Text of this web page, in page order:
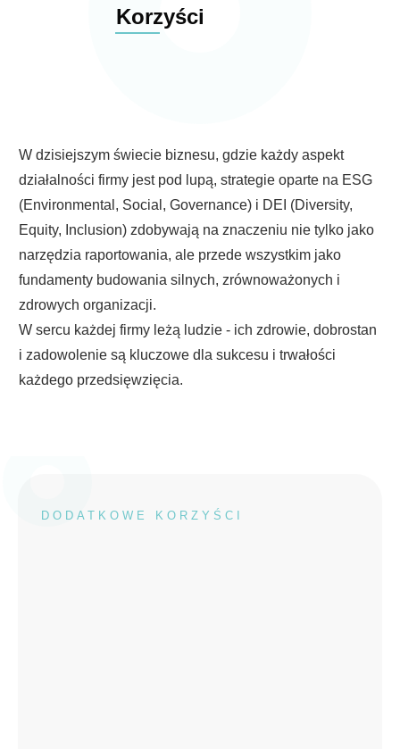
Korzyści
W dzisiejszym świecie biznesu, gdzie każdy aspekt
działalności firmy jest pod lupą, strategie oparte na ESG
(Environmental, Social, Governance) i DEI (Diversity,
Equity, Inclusion) zdobywają na znaczeniu nie tylko jako
narzędzia raportowania, ale przede wszystkim jako
fundamenty budowania silnych, zrównoważonych i
zdrowych organizacji.
W sercu każdej firmy leżą ludzie - ich zdrowie, dobrostan
i zadowolenie są kluczowe dla sukcesu i trwałości
każdego przedsięwzięcia.
DODATKOWE KORZYŚCI